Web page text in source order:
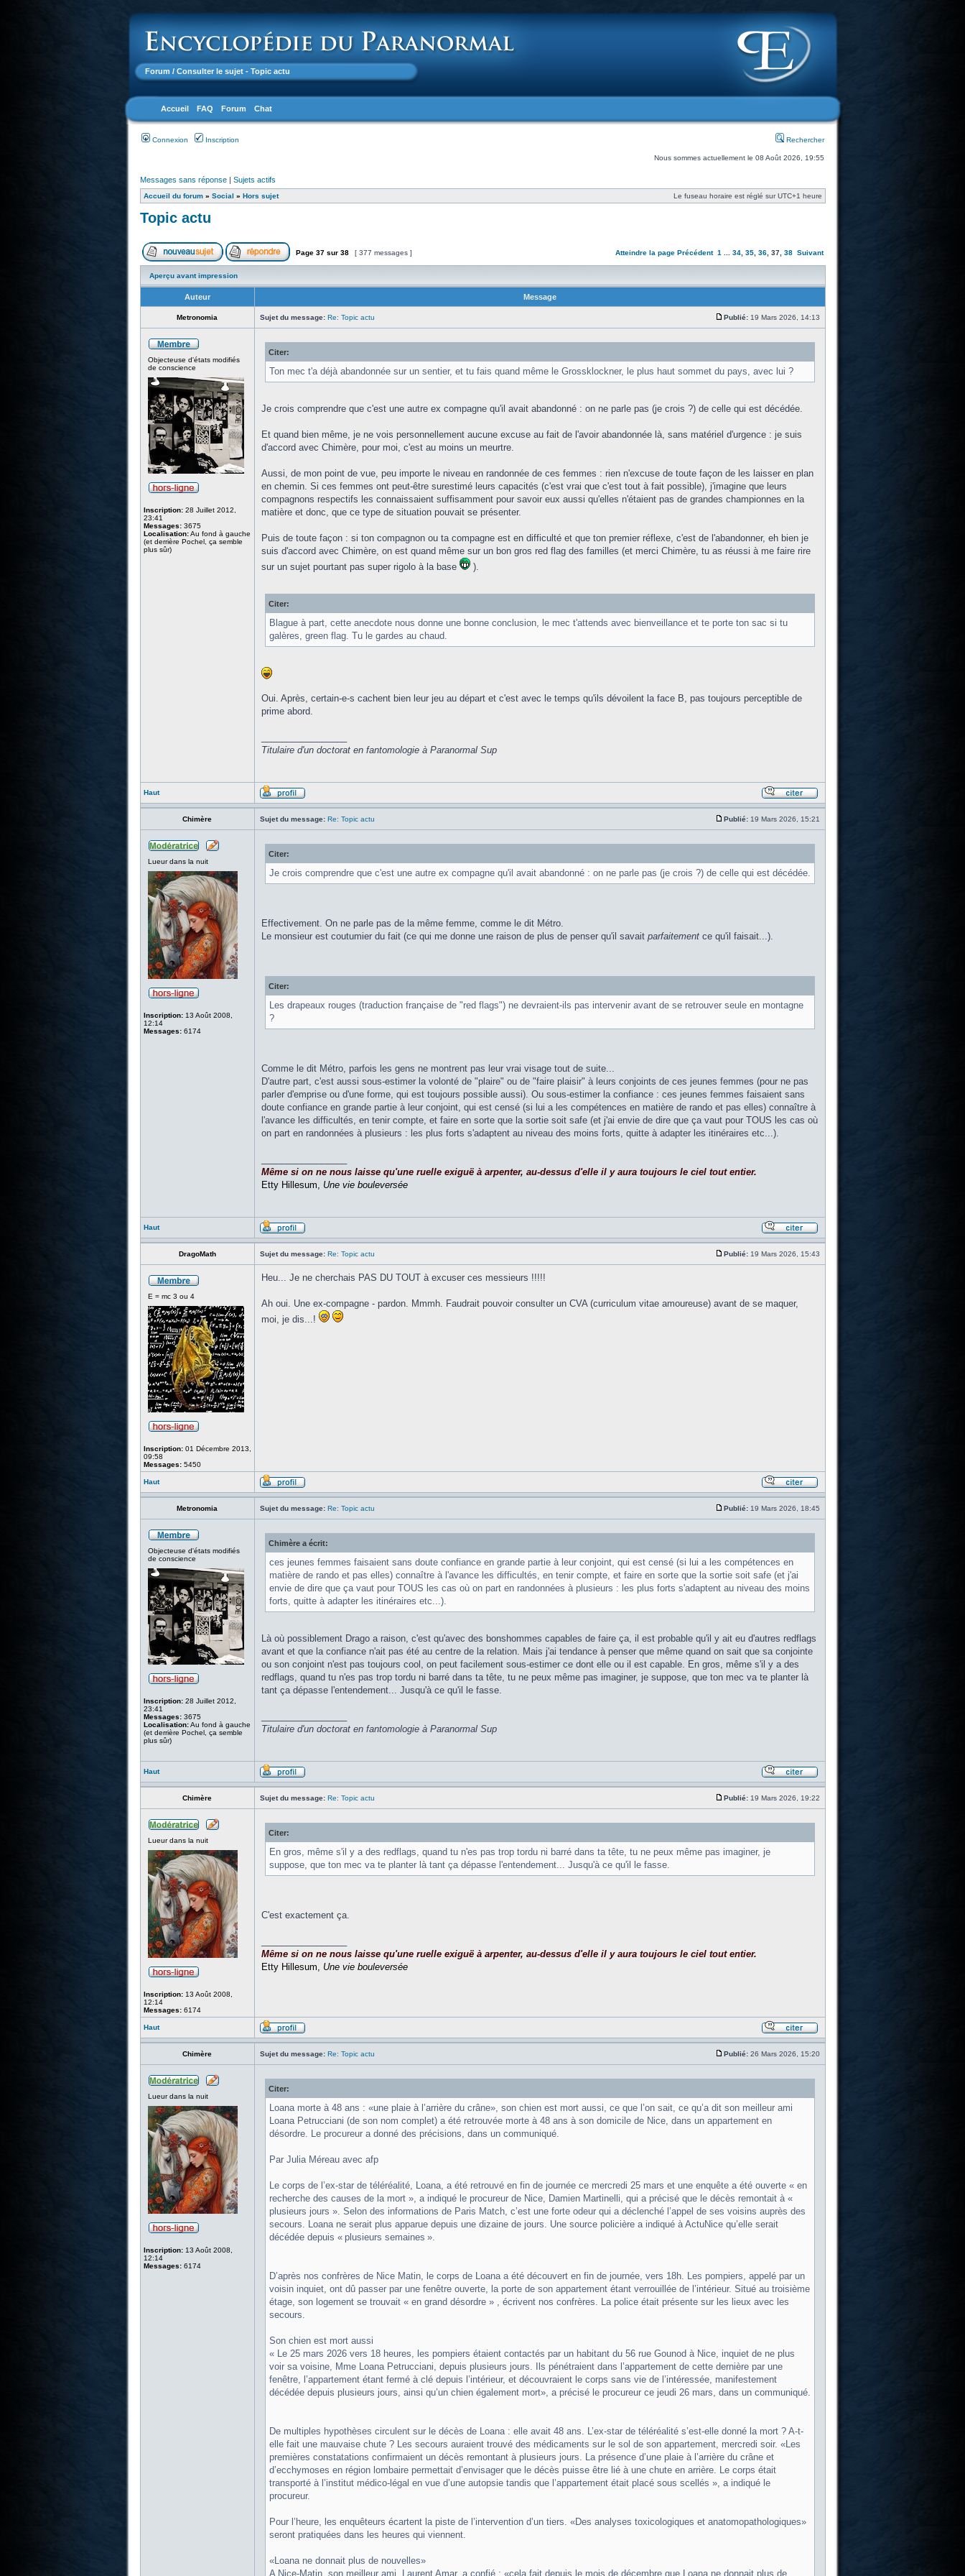
Forum / Consulter le sujet - Topic actu
Accueil FAQ Forum Chat
Connexion Inscription Rechercher
Nous sommes actuellement le 08 Août 2026, 19:55
Messages sans réponse| Sujets actifs
Accueil du forum» Social » Hors sujet Le fuseau horaire est réglé sur UTC+1 heure
Topic actu
Page 37sur 38 [ 377 messages ] Atteindre la page Précédent 1 34, 35, 36, 37, 38 Suivant
Aperçu avant impression
Auteur Message
Metronomia Sujet du message: Re: Topic actu Publié:19 Mars 2026, 14:13
Objecteuse d'états modifiés
de conscience
Inscription:28 Juillet 2012,
23:41
Messages:3675
Localisation:Au fond à gauche
(et derrière Pochel, ça semble
plus sûr)
Citer:
Ton mec t'a déjà abandonnée sur un sentier, et tu fais quand même le Grossklockner, le plus haut sommet du pays, avec lui ?
Je crois comprendre que c'est une autre ex compagne qu'il avait abandonné : on ne parle pas (je crois ?) de celle qui est décédée.
Et quand bien même, je ne vois personnellement aucune excuse au fait de l'avoir abandonnée là, sans matériel d'urgence : je suis
d'accord avec Chimère, pour moi, c'est au moins un meurtre.
Aussi, de mon point de vue, peu importe le niveau en randonnée de ces femmes : rien n'excuse de toute façon de les laisser en plan
en chemin. Si ces femmes ont peut-être surestimé leurs capacités (c'est vrai que c'est tout à fait possible), j'imagine que leurs
compagnons respectifs les connaissaient suffisamment pour savoir eux aussi qu'elles n'étaient pas de grandes championnes en la
matière et donc, que ce type de situation pouvait se présenter.
Puis de toute façon : si ton compagnon ou ta compagne est en difficulté et que ton premier réflexe, c'est de l'abandonner, eh bien je
suis d'accord avec Chimère, on est quand même sur un bon gros red flag des familles (et merci Chimère, tu as réussi à me faire rire
sur un sujet pourtant pas super rigolo à la base
).
Citer:
Blague à part, cette anecdote nous donne une bonne conclusion, le mec t'attends avec bienveillance et te porte ton sac si tu
galères, green flag. Tu le gardes au chaud.
Oui. Après, certain-e-s cachent bien leur jeu au départ et c'est avec le temps qu'ils dévoilent la face B, pas toujours perceptible de
prime abord.
Titulaire d'un doctorat en fantomologie à Paranormal Sup
Haut
Chimère Sujet du message: Re: Topic actu Publié:19 Mars 2026, 15:21
Lueur dans la nuit
Inscription:13 Août 2008,
12:14
Messages:6174
Citer:
Je crois comprendre que c'est une autre ex compagne qu'il avait abandonné : on ne parle pas (je crois ?) de celle qui est décédée.
Effectivement. On ne parle pas de la même femme, comme le dit Métro.
Le monsieur est coutumier du fait (ce qui me donne une raison de plus de penser qu'il savait parfaitementce qu'il faisait...).
Citer:
Les drapeaux rouges (traduction française de "red flags") ne devraient-ils pas intervenir avant de se retrouver seule en montagne
?
Comme le dit Métro, parfois les gens ne montrent pas leur vrai visage tout de suite...
D'autre part, c'est aussi sous-estimer la volonté de "plaire" ou de "faire plaisir" à leurs conjoints de ces jeunes femmes (pour ne pas
parler d'emprise ou d'une forme, qui est toujours possible aussi). Ou sous-estimer la confiance : ces jeunes femmes faisaient sans
doute confiance en grande partie à leur conjoint, qui est censé (si lui a les compétences en matière de rando et pas elles) connaître à
l'avance les difficultés, en tenir compte, et faire en sorte que la sortie soit safe (et j'ai envie de dire que ça vaut pour TOUS les cas où
on part en randonnées à plusieurs : les plus forts s'adaptent au niveau des moins forts, quitte à adapter les itinéraires etc...).
Même si on ne nous laisse qu'une ruelle exiguë à arpenter, au-dessus d'elle il y aura toujours le ciel tout entier.
Etty Hillesum, Une vie bouleversée
Haut
DragoMath Sujet du message: Re: Topic actu Publié:19 Mars 2026, 15:43
E = mc 3 ou 4
Inscription:01 Décembre 2013,
09:58
Messages:5450
Heu... Je ne cherchais PAS DU TOUT à excuser ces messieurs !!!!!
Ah oui. Une ex-compagne - pardon. Mmmh. Faudrait pouvoir consulter un CVA (curriculum vitae amoureuse) avant de se maquer,
moi, je dis...!
Haut
Metronomia Sujet du message: Re: Topic actu Publié:19 Mars 2026, 18:45
Objecteuse d'états modifiés
de conscience
Inscription:28 Juillet 2012,
23:41
Messages:3675
Localisation:Au fond à gauche
(et derrière Pochel, ça semble
plus sûr)
Chimère a écrit:
ces jeunes femmes faisaient sans doute confiance en grande partie à leur conjoint, qui est censé (si lui a les compétences en
matière de rando et pas elles) connaître à l'avance les difficultés, en tenir compte, et faire en sorte que la sortie soit safe (et j'ai
envie de dire que ça vaut pour TOUS les cas où on part en randonnées à plusieurs : les plus forts s'adaptent au niveau des moins
forts, quitte à adapter les itinéraires etc...).
Là où possiblement Drago a raison, c'est qu'avec des bonshommes capables de faire ça, il est probable qu'il y ait eu d'autres redflags
avant et que la confiance n'ait pas été au centre de la relation. Mais j'ai tendance à penser que même quand on sait que sa conjointe
ou son conjoint n'est pas toujours cool, on peut facilement sous-estimer ce dont elle ou il est capable. En gros, même s'il y a des
redflags, quand tu n'es pas trop tordu ni barré dans ta tête, tu ne peux même pas imaginer, je suppose, que ton mec va te planter là
tant ça dépasse l'entendement... Jusqu'à ce qu'il le fasse.
Titulaire d'un doctorat en fantomologie à Paranormal Sup
Haut
Chimère Sujet du message: Re: Topic actu Publié:19 Mars 2026, 19:22
Lueur dans la nuit
Inscription:13 Août 2008,
12:14
Messages:6174
Citer:
En gros, même s'il y a des redflags, quand tu n'es pas trop tordu ni barré dans ta tête, tu ne peux même pas imaginer, je
suppose, que ton mec va te planter là tant ça dépasse l'entendement... Jusqu'à ce qu'il le fasse.
C'est exactement ça.
Même si on ne nous laisse qu'une ruelle exiguë à arpenter, au-dessus d'elle il y aura toujours le ciel tout entier.
Etty Hillesum, Une vie bouleversée
Haut
Chimère Sujet du message: Re: Topic actu Publié:26 Mars 2026, 15:20
Lueur dans la nuit
Inscription:13 Août 2008,
12:14
Messages:6174
Citer:
Loana morte à 48 ans : «une plaie à l’arrière du crâne», son chien est mort aussi, ce que l’on sait, ce qu’a dit son meilleur ami
Loana Petrucciani (de son nom complet) a été retrouvée morte à 48 ans à son domicile de Nice, dans un appartement en
désordre. Le procureur a donné des précisions, dans un communiqué.
Par Julia Méreau avec afp
Le corps de l’ex-star de téléréalité, Loana, a été retrouvé en fin de journée ce mercredi 25 mars et une enquête a été ouverte « en
recherche des causes de la mort », a indiqué le procureur de Nice, Damien Martinelli, qui a précisé que le décès remontait à «
plusieurs jours ». Selon des informations de Paris Match, c’est une forte odeur qui a déclenché l’appel de ses voisins auprès des
secours. Loana ne serait plus apparue depuis une dizaine de jours. Une source policière a indiqué à ActuNice qu’elle serait
décédée depuis « plusieurs semaines ».
D’après nos confrères de Nice Matin, le corps de Loana a été découvert en fin de journée, vers 18h. Les pompiers, appelé par un
voisin inquiet, ont dû passer par une fenêtre ouverte, la porte de son appartement étant verrouillée de l’intérieur. Situé au troisième
étage, son logement se trouvait « en grand désordre » , écrivent nos confrères. La police était présente sur les lieux avec les
secours.
Son chien est mort aussi
« Le 25 mars 2026 vers 18 heures, les pompiers étaient contactés par un habitant du 56 rue Gounod à Nice, inquiet de ne plus
voir sa voisine, Mme Loana Petrucciani, depuis plusieurs jours. Ils pénétraient dans l’appartement de cette dernière par une
fenêtre, l’appartement étant fermé à clé depuis l’intérieur, et découvraient le corps sans vie de l’intéressée, manifestement
décédée depuis plusieurs jours, ainsi qu’un chien également mort», a précisé le procureur ce jeudi 26 mars, dans un communiqué.
De multiples hypothèses circulent sur le décès de Loana : elle avait 48 ans. L’ex-star de téléréalité s’est-elle donné la mort ? A-t-
elle fait une mauvaise chute ? Les secours auraient trouvé des médicaments sur le sol de son appartement, mercredi soir. «Les
premières constatations confirmaient un décès remontant à plusieurs jours. La présence d’une plaie à l’arrière du crâne et
d’ecchymoses en région lombaire permettait d’envisager que le décès puisse être lié à une chute en arrière. Le corps était
transporté à l’institut médico-légal en vue d’une autopsie tandis que l’appartement était placé sous scellés », a indiqué le
procureur.
Pour l’heure, les enquêteurs écartent la piste de l’intervention d’un tiers. «Des analyses toxicologiques et anatomopathologiques»
seront pratiquées dans les heures qui viennent.
«Loana ne donnait plus de nouvelles»
A Nice-Matin, son meilleur ami, Laurent Amar, a confié : «cela fait depuis le mois de décembre que Loana ne donnait plus de